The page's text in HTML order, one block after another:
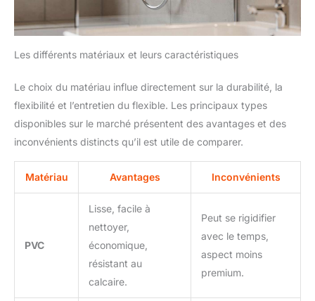
Les différents matériaux et leurs caractéristiques
Le choix du matériau influe directement sur la durabilité, la
flexibilité et l’entretien du flexible. Les principaux types
disponibles sur le marché présentent des avantages et des
inconvénients distincts qu’il est utile de comparer.
Matériau Avantages Inconvénients
PVC
Lisse, facile à
nettoyer,
économique,
résistant au
calcaire.
Peut se rigidifier
avec le temps,
aspect moins
premium.